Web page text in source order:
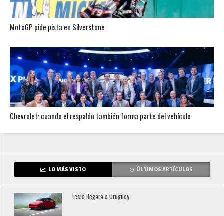
MotoGP pide pista en Silverstone
Chevrolet: cuando el respaldo también forma parte del vehículo
LO MÁS VISTO ÚLTIMOS ARTÍCULOS
Tesla llegará a Uruguay